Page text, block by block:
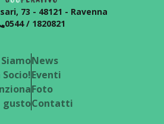
73 - 48121 - Ravenna
0544 / 1820821
gusto
News
Eventi
Foto
Contatti